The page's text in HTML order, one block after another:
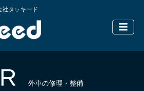
社タッキード
横浜の外
外車の修理・整備